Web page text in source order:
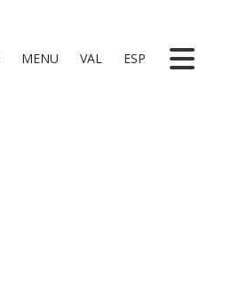
MENU VAL ESP